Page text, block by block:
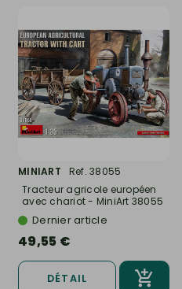
MINIART
Ref. 38055
Tracteur agricole européen
avec chariot - MiniArt 38055
-... Dernier article
49,55 €
DÉTAIL